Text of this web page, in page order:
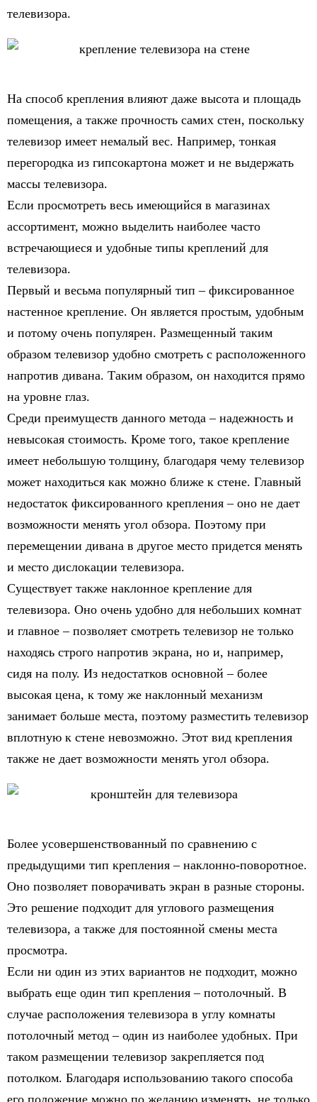
телевизора.
На способ крепления влияют даже высота и площадь
помещения, а также прочность самих стен, поскольку
телевизор имеет немалый вес. Например, тонкая
перегородка из гипсокартона может и не выдержать
массы телевизора.
Если просмотреть весь имеющийся в магазинах
ассортимент, можно выделить наиболее часто
встречающиеся и удобные типы креплений для
телевизора.
Первый и весьма популярный тип – фиксированное
настенное крепление. Он является простым, удобным
и потому очень популярен. Размещенный таким
образом телевизор удобно смотреть с расположенного
напротив дивана. Таким образом, он находится прямо
на уровне глаз.
Среди преимуществ данного метода – надежность и
невысокая стоимость. Кроме того, такое крепление
имеет небольшую толщину, благодаря чему телевизор
может находиться как можно ближе к стене. Главный
недостаток фиксированного крепления – оно не дает
возможности менять угол обзора. Поэтому при
перемещении дивана в другое место придется менять
и место дислокации телевизора.
Существует также наклонное крепление для
телевизора. Оно очень удобно для небольших комнат
и главное – позволяет смотреть телевизор не только
находясь строго напротив экрана, но и, например,
сидя на полу. Из недостатков основной – более
высокая цена, к тому же наклонный механизм
занимает больше места, поэтому разместить телевизор
вплотную к стене невозможно. Этот вид крепления
также не дает возможности менять угол обзора.
Более усовершенствованный по сравнению с
предыдущими тип крепления – наклонно-поворотное.
Оно позволяет поворачивать экран в разные стороны.
Это решение подходит для углового размещения
телевизора, а также для постоянной смены места
просмотра.
Если ни один из этих вариантов не подходит, можно
выбрать еще один тип крепления – потолочный. В
случае расположения телевизора в углу комнаты
потолочный метод – один из наиболее удобных. При
таком размещении телевизор закрепляется под
потолком. Благодаря использованию такого способа
его положение можно по желанию изменять, не только